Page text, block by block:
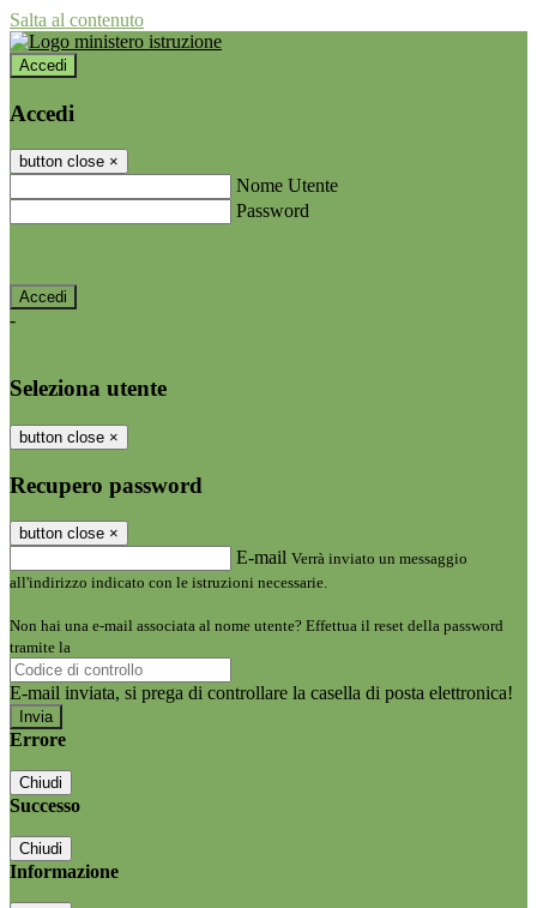
Salta al contenuto
Accedi
Accedi
button close ×
Nome Utente
Password
-
Seleziona utente
button close ×
Recupero password
button close ×
E-mail Verrà inviato un messaggio
all'indirizzo indicato con le istruzioni necessarie.
Non hai una e-mail associata al nome utente? Effettua il reset della password
tramite la
E-mail inviata, si prega di controllare la casella di posta elettronica!
Errore
Chiudi
Successo
Chiudi
Informazione